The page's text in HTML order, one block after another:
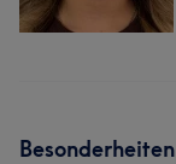
Besonderheiten